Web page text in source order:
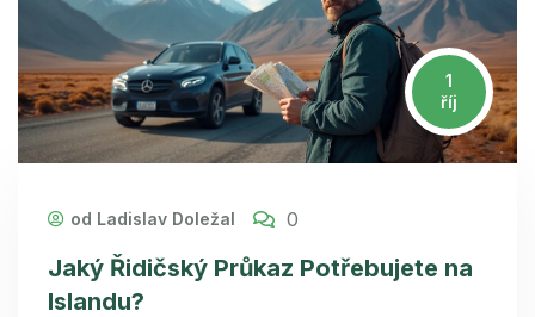
1
říj
od Ladislav Doležal 0
Jaký Řidičský Průkaz Potřebujete na
Islandu?